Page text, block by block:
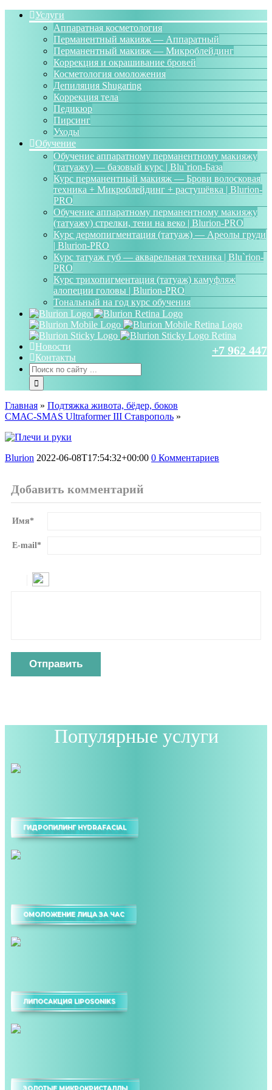
Услуги
Аппаратная косметология
Перманентный макияж — Аппаратный
Перманентный макияж — Микроблейдинг
Коррекция и окрашивание бровей
Косметология омоложения
Депиляция Shugaring
Коррекция тела
Педикюр
Пирсинг
Уходы
Обучение
Обучение аппаратному перманентному макияжу
(татуажу) — базовый курс | Blu`rion-База
Курс перманентный макияж — Брови волосковая
техника + Микроблейдинг + растушёвка | Blurion-
PRO
Обучение аппаратному перманентному макияжу
(татуажу) стрелки, тени на веко | Blurion-PRO
Курс дермопигментация (татуаж) — Ареолы груди
| Blurion-PRO
Курс татуаж губ — акварельная техника | Blu`rion-
PRO
Курс трихопигментация (татуаж) камуфляж
алопеции головы | Blurion-PRO
Тональный на год курс обучения
Новости
Контакты
+7 962 447
Главная » Подтяжка живота, бёдер, боков
СМАС-SMAS Ultraformer III Ставрополь »
Blurion 2022-06-08T17:54:32+00:00 0 Комментариев
Добавить комментарий
Имя*
E-mail*
Отправить
Популярные услуги
ГИДРОПИЛИНГ HYDRAFACIAL
ОМОЛОЖЕНИЕ ЛИЦА ЗА ЧАС
ЛИПОСАКЦИЯ LIPOSONIKS